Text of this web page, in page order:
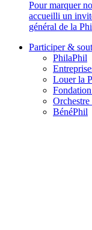
Pour marquer
accueilli un
général de la
Participer &
PhilaPhil
Louer la
Orchestre
BénéPhil